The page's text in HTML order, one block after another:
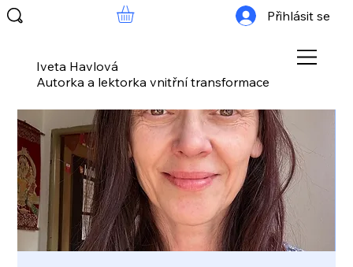
Iveta Havlová
Autorka a lektorka vnitřní transformace
Přihlásit se